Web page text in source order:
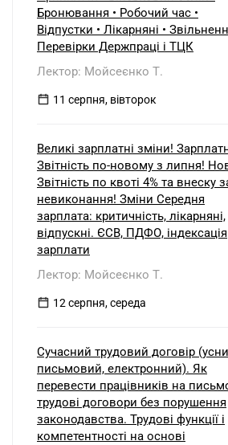
Бронювання • Робочий час •
Відпустки • Лікарняні •
Перевірки Держпраці і ТЦК
Лектор: Мойсеєнко Т.
11 серпня, вівторок
Великі зарплатні зміни!
Звітність по-новому з липня!
Звітність по квоті 4% та внеску
невиконання! Зміни Середня
зарплата: критичність, лікарняні,
відпускні. ЄСВ, ПДФО, індексація
зарплати
Лектор: Мойсеєнко Т.
12 серпня, середа
Сучасний трудовий договір
письмовий, електронний). Як
перевести працівників на
трудові договори без порушення
законодавства. Трудові функції і
компетентності на основі